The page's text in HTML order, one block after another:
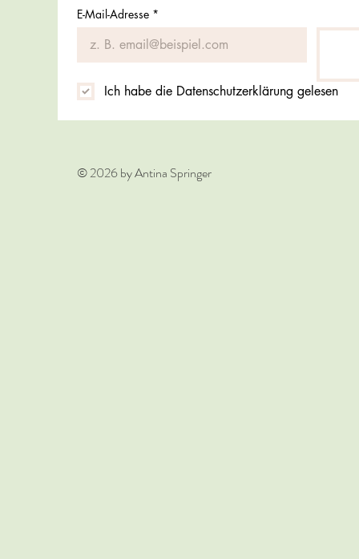
E-Mail-Adresse *
Ich habe die Datenschutzerklärung gelesen
© 2026 by Antina Springer